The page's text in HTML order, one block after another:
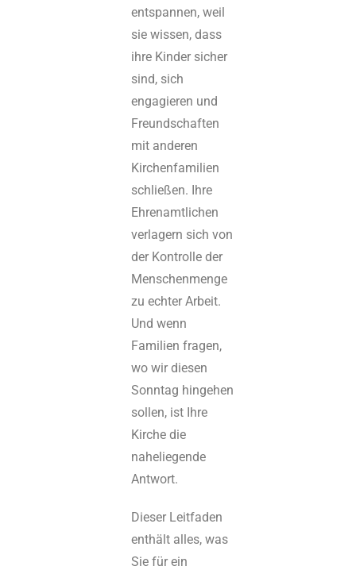
entspannen, weil
sie wissen, dass
ihre Kinder sicher
sind, sich
engagieren und
Freundschaften
mit anderen
Kirchenfamilien
schließen. Ihre
Ehrenamtlichen
verlagern sich von
der Kontrolle der
Menschenmenge
zu echter Arbeit.
Und wenn
Familien fragen,
wo wir diesen
Sonntag hingehen
sollen, ist Ihre
Kirche die
naheliegende
Antwort.
Dieser Leitfaden
enthält alles, was
Sie für ein